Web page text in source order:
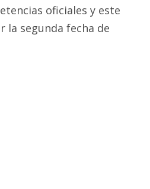
oficiales y este
la segunda fecha de